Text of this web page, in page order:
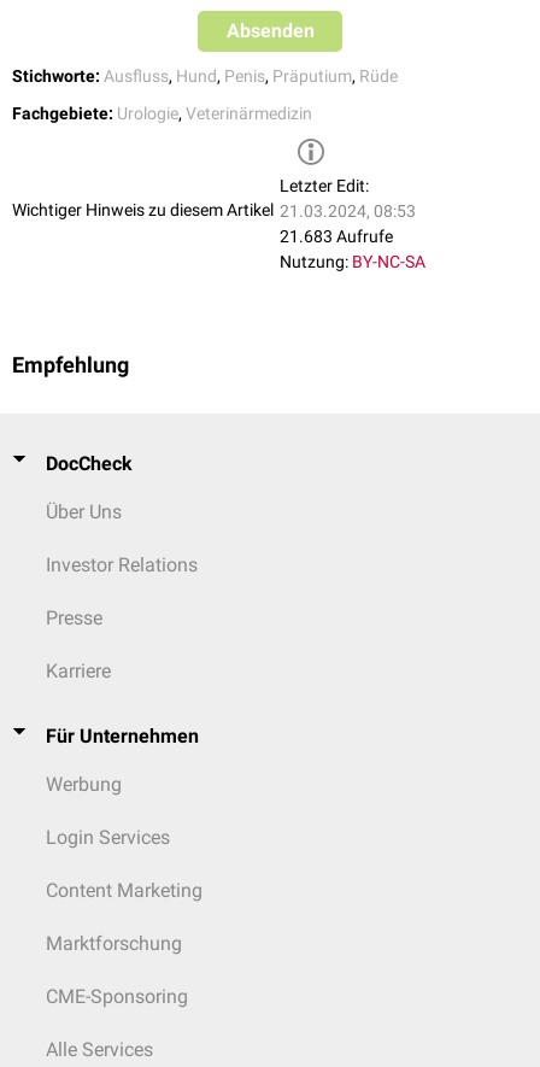
Absenden
Stichworte: Ausfluss, Hund, Penis, Präputium, Rüde
Fachgebiete: Urologie, Veterinärmedizin
Wichtiger Hinweis zu diesem Artikel
Letzter Edit:
21.03.2024, 08:53
21.683 Aufrufe
Nutzung: BY-NC-SA
Empfehlung
DocCheck
Über Uns
Investor Relations
Presse
Karriere
Für Unternehmen
Werbung
Login Services
Content Marketing
Marktforschung
CME-Sponsoring
Alle Services